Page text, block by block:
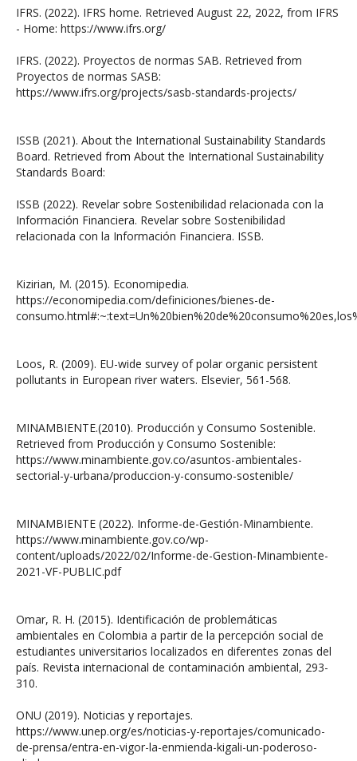
IFRS. (2022). IFRS home. Retrieved August 22, 2022, from IFRS
- Home: https://www.ifrs.org/
IFRS. (2022). Proyectos de normas SAB. Retrieved from
Proyectos de normas SASB:
https://www.ifrs.org/projects/sasb-standards-projects/
ISSB (2021). About the International Sustainability Standards
Board. Retrieved from About the International Sustainability
Standards Board:
ISSB (2022). Revelar sobre Sostenibilidad relacionada con la
Información Financiera. Revelar sobre Sostenibilidad
relacionada con la Información Financiera. ISSB.
Kizirian, M. (2015). Economipedia.
https://economipedia.com/definiciones/bienes-de-
Loos, R. (2009). EU-wide survey of polar organic persistent
pollutants in European river waters. Elsevier, 561-568.
MINAMBIENTE.(2010). Producción y Consumo Sostenible.
Retrieved from Producción y Consumo Sostenible:
https://www.minambiente.gov.co/asuntos-ambientales-
sectorial-y-urbana/produccion-y-consumo-sostenible/
MINAMBIENTE (2022). Informe-de-Gestión-Minambiente.
https://www.minambiente.gov.co/wp-
content/uploads/2022/02/Informe-de-Gestion-Minambiente-
2021-VF-PUBLIC.pdf
Omar, R. H. (2015). Identificación de problemáticas
ambientales en Colombia a partir de la percepción social de
estudiantes universitarios localizados en diferentes zonas del
país. Revista internacional de contaminación ambiental, 293-
310.
ONU (2019). Noticias y reportajes.
https://www.unep.org/es/noticias-y-reportajes/comunicado-
de-prensa/entra-en-vigor-la-enmienda-kigali-un-poderoso-